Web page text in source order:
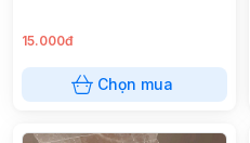
15.000đ
Chọn mua